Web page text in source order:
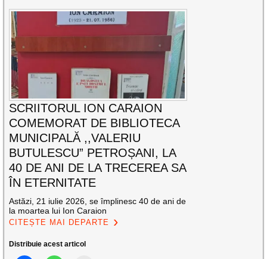
SCRIITORUL ION CARAION
COMEMORAT DE BIBLIOTECA
MUNICIPALĂ ,,VALERIU
BUTULESCU” PETROȘANI, LA
40 DE ANI DE LA TRECEREA SA
ÎN ETERNITATE
Astăzi, 21 iulie 2026, se împlinesc 40 de ani de
la moartea lui Ion Caraion
CITEȘTE MAI DEPARTE
Distribuie acest articol